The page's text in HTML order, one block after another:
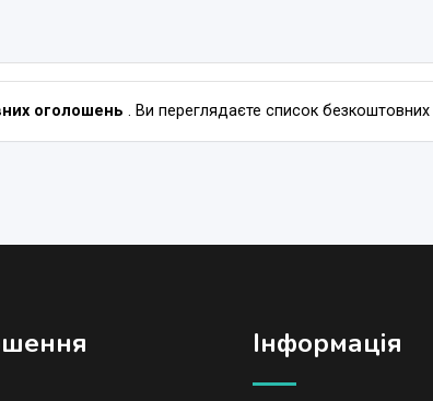
оголошень . Ви переглядаєте список безкоштовних
Iнформація